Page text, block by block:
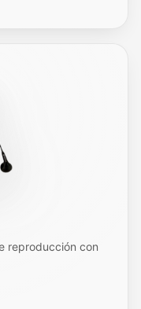
reproducción con